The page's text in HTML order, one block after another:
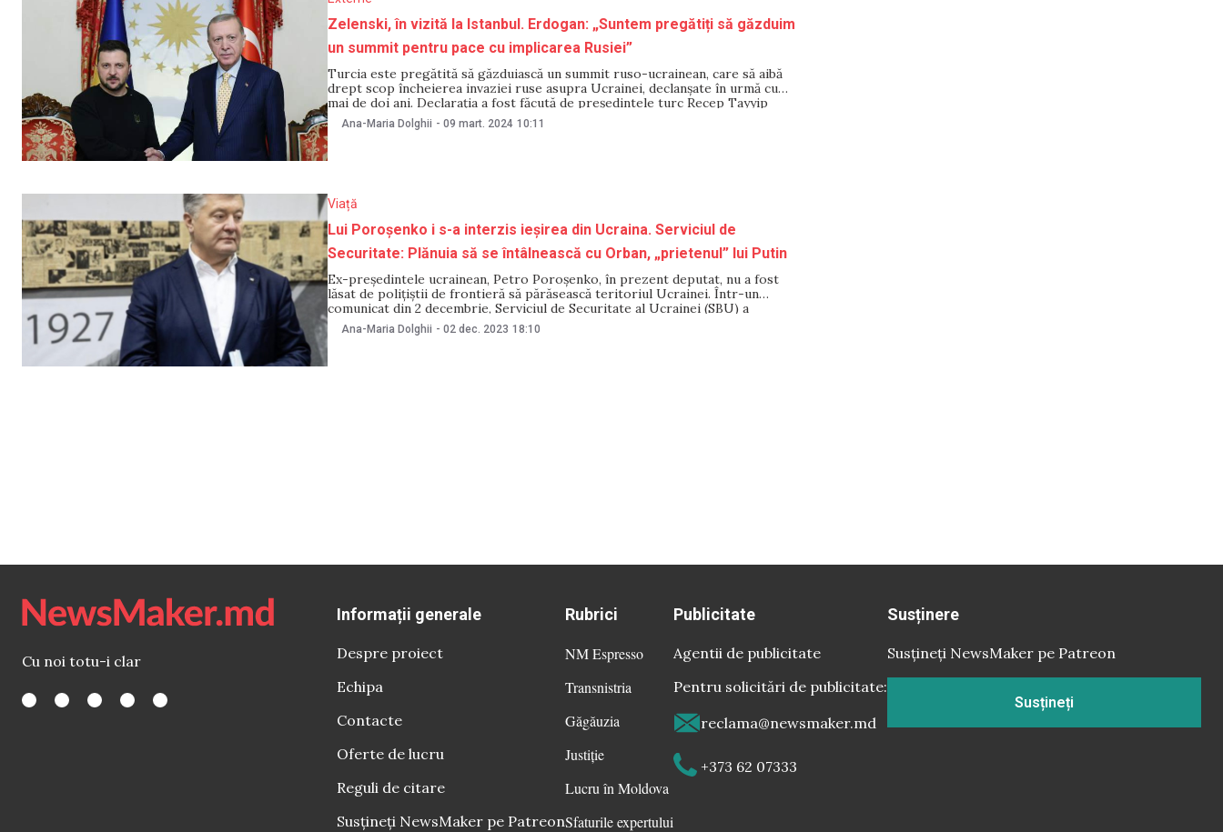
Zelenski, în vizită la Istanbul. Erdogan: „Suntem pregătiți să găzduim
un summit pentru pace cu implicarea Rusiei”
Turcia este pregătită să găzduiască un summit ruso-ucrainean, care să aibă
drept scop încheierea invaziei ruse asupra Ucrainei, declanșate în urmă cu
mai de doi ani. Declarația a fost făcută de președintele turc Recep Tayyip
Erdogan în cadrul unei conferințe de presă comună cu omologului său
ucrainean Vladimir Zelenski, care
Ana-Maria Dolghii - 09 mart. 2024 10:11
Viață
Lui Poroșenko i s-a interzis ieșirea din Ucraina. Serviciul de
Securitate: Plănuia să se întâlnească cu Orban, „prietenul” lui Putin
Ex-președintele ucrainean, Petro Poroșenko, în prezent deputat, nu a fost
lăsat de polițiștii de frontieră să părăsească teritoriul Ucrainei. Într-un
comunicat din 2 decembrie, Serviciul de Securitate al Ucrainei (SBU) a
precizat că lui Poroșenko i-a fost refuzată ieșirea din țară pe motiv că urma
să se întâlnească cu premierul
Ana-Maria Dolghii - 02 dec. 2023 18:10
Cu noi totu-i clar
Informații generale
Despre proiect
Echipa
Contacte
Oferte de lucru
Reguli de citare
Susțineți NewsMaker pe Patreon
Rubrici
NM Espresso
Transnistria
Găgăuzia
Justiție
Lucru în Moldova
Sfaturile expertului
Publicitate
Agentii de publicitate
Pentru solicitări de publicitate:
reclama@newsmaker.md
+373 62 07333
Susținere
Susțineți NewsMaker pe Patreon
Susțineți